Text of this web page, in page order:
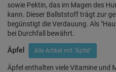
sowie Pektin, das im Magen des
kann. Dieser Ballststoff trägt zur
begünstigt die Verdauung. Als
bei Durchfall bewährt.
Äpfel Alle Artikel mit "Äpfel"
Äpfel enthalten viele Vitamine und